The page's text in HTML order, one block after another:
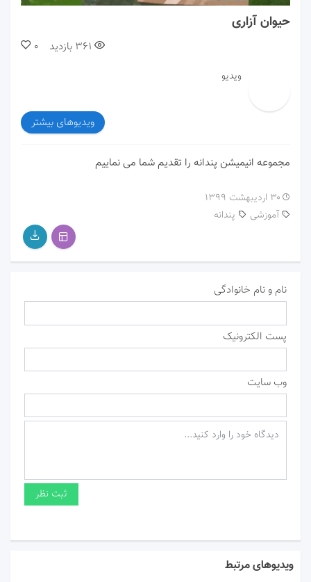
حیوان آزاری
0 361 بازدید
ویدیو
ویدیوهای بیشتر
مجموعه انیمیشن پندانه را تقدیم شما می نماییم
۳۰ اردیبهشت ۱۳۹۹
آموزشی
پندانه
نام و نام خانوادگی
پست الکترونیک
وب سایت
ویدیوهای مرتبط